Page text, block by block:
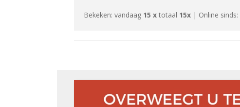
Bekeken: vandaag 15 x totaal 15x | Online sinds: